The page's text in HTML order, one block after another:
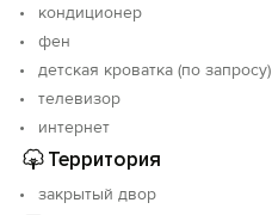
кондиционер
фен
детская кроватка (по запросу)
телевизор
интернет
Территория
закрытый двор